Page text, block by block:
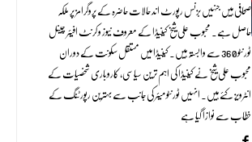
صحافی ہیں جنہیں بزنس رپورٹ اند حالات حاضرہ کے پروگرامز پر ملکہ
حاصل ہے۔ محبوب علی شیخ کینیڈا کے معروف نیوز و کرنٹ افیئر چینل
ٹورنٹو 360 سے وابستہ ہیں۔ کینیڈا میں مستقل سکونت کے دوران
محبوب علی شیخ نے کینیڈا کی اہم ترین سیاسی، کاروباری شخصیات کے
انٹرویز کئے ہیں۔ انہیں ٹورنٹو میئر کی جانب سے بہترین رپورٹنگ کے
خطاب سے نوازا گیا ہے